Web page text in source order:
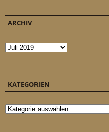
ARCHIV
Archiv
KATEGORIEN
Kategorien